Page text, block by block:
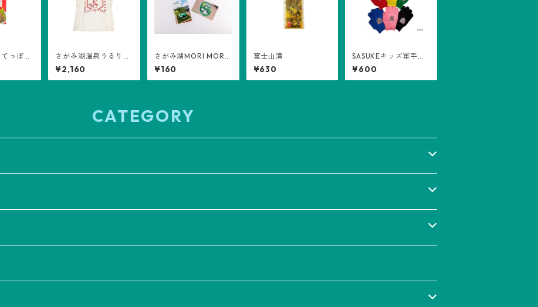
っぽう
さがみ湖温泉うるり
Ｔシャツ（赤）
¥2,160
さがみ湖MORI MORI
ポストカード
¥160
富士山漬
¥630
SASUKEキッズ軍手
（オリジナルコラボグ
ッズ）
¥600
CATEGORY